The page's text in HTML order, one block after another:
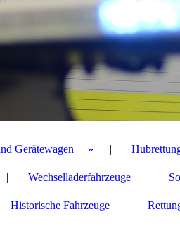
Gerätewagen
Wechselladerfahrzeuge
Historische Fahrzeuge